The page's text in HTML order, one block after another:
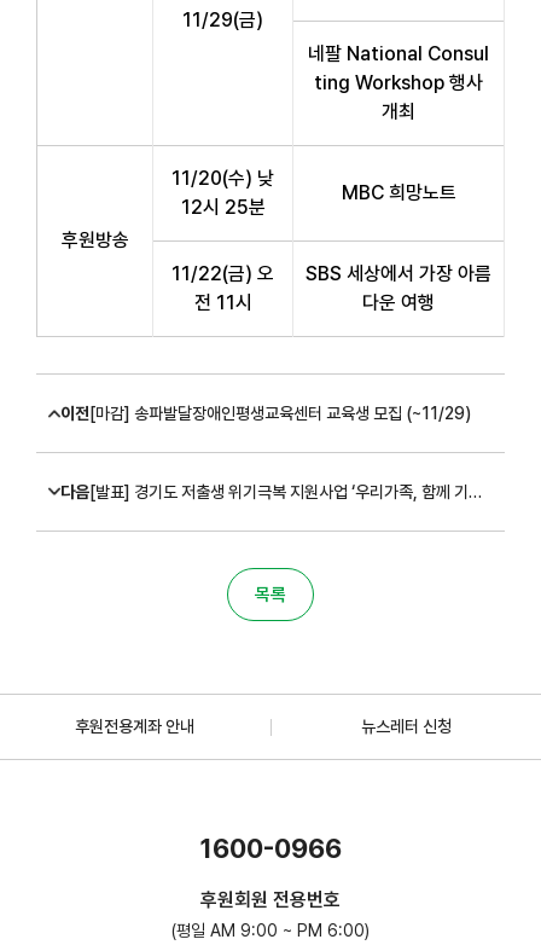
11/29(금)
네팔 National Consul
ting Workshop 행사
개최
후원방송
11/20(수) 낮
12시 25분
MBC 희망노트
11/22(금) 오
전 11시
SBS 세상에서 가장 아름
다운 여행
이전 [마감] 송파발달장애인평생교육센터 교육생 모집 (~11/29)
다음 [발표] 경기도 저출생 위기극복 지원사업 ‘우리가족, 함께 기대’ 대상자 선정 안내(1차)
목록
후원전용계좌 안내 뉴스레터 신청
1600-0966
후원회원 전용번호
(평일 AM 9:00 ~ PM 6:00)